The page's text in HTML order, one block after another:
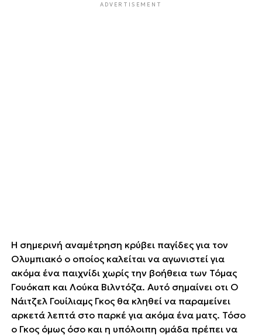
ADVERTISEMENT
Η σημερινή αναμέτρηση κρύβει παγίδες για τον
Ολυμπιακό ο οποίος καλείται να αγωνιστεί για
ακόμα ένα παιχνίδι χωρίς την βοήθεια των Τόμας
Γουόκαπ και Λούκα Βιλντόζα. Αυτό σημαίνει οτι Ο
Νάιτζελ Γουίλιαμς Γκος θα κληθεί να παραμείνει
αρκετά λεπτά στο παρκέ για ακόμα ένα ματς. Τόσο
ο Γκος όμως όσο και η υπόλοιπη ομάδα πρέπει να